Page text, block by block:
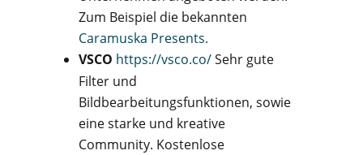
Zum Beispiel die bekannten
Caramuska Presents.
VSCO https://vsco.co/Sehr gute
Filter und
Bildbearbeitungsfunktionen, sowie
eine starke und kreative
Community. Kostenlose